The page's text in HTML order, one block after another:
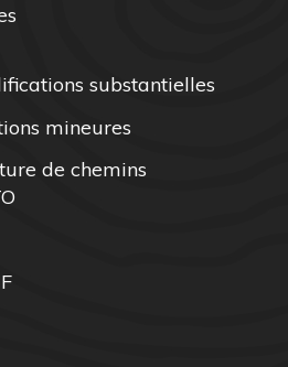
substantielles
mineures
de chemins